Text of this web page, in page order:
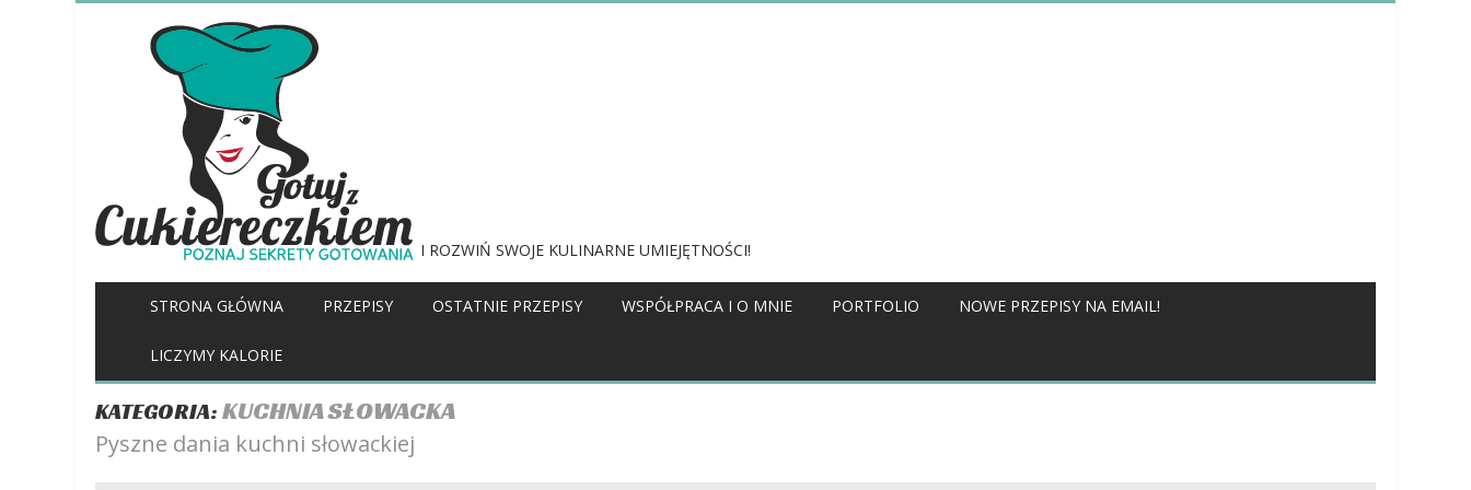
I ROZWIŃ SWOJE KULINARNE UMIEJĘTNOŚCI!
STRONA GŁÓWNA PRZEPISY OSTATNIE PRZEPISY WSPÓŁPRACA I O MNIE PORTFOLIO NOWE PRZEPISY NA EMAIL!
LICZYMY KALORIE
KATEGORIA:KUCHNIA SŁOWACKA
Pyszne dania kuchni słowackiej